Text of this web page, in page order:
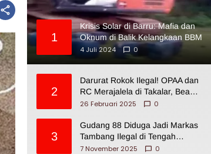
1
Krisis Solar di Barru: Mafia dan
Oknum di Balik Kelangkaan BBM
4 Juli 2024
0
2
Darurat Rokok Ilegal! OPAA dan
RC Merajalela di Takalar, Bea
Cukai Impoten
26 Februari 2025 0
3
Gudang 88 Diduga Jadi Markas
Tambang Ilegal di Tengah
Permukiman Warga Makassar
7 November 2025 0